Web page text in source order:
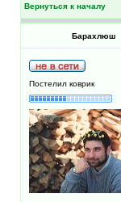
Вернуться к началу
Барахлюш
Постелил коврик